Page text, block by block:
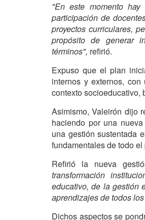
"En este momento
participación de
proyectos curriculares,
propósito de generar
términos", refirió.
Expuso que el plan
internos y externos,
contexto socioeducativo,
Asimismo, Valeirón dijo
haciendo por una
una gestión sustentada
fundamentales de todo
Refirió la nueva
transformación
educativo, de la gestión
aprendizajes de todos
Dichos aspectos se